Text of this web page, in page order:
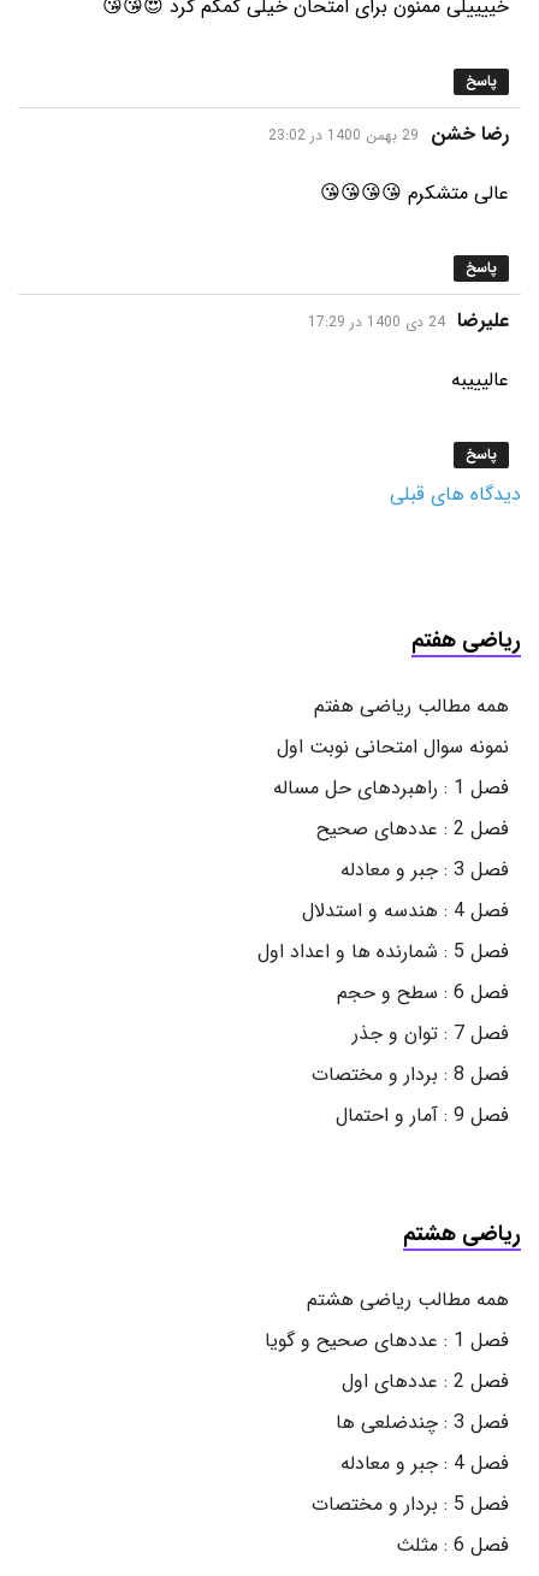
خییییلی ممنون برای امتحان خیلی کمکم کرد 😍😘😘
پاسخ
رضا خشن گفت:
29 بهمن 1400 در 23:02
عالی متشکرم 😘😘😘😘
پاسخ
علیرضا گفت:
24 دی 1400 در 17:29
عالیییبه
پاسخ
دیدگاه های قبلی
ریاضی هفتم
همه مطالب ریاضی هفتم
نمونه سوال امتحانی نوبت اول
فصل 1 : راهبردهای حل مساله
فصل 2 : عددهای صحیح
فصل 3 : جبر و معادله
فصل 4 : هندسه و استدلال
فصل 5 : شمارنده ها و اعداد اول
فصل 6 : سطح و حجم
فصل 7 : توان و جذر
فصل 8 : بردار و مختصات
فصل 9 : آمار و احتمال
ریاضی هشتم
همه مطالب ریاضی هشتم
فصل 1 : عددهای صحیح و گویا
فصل 2 : عددهای اول
فصل 3 : چندضلعی ها
فصل 4 : جبر و معادله
فصل 5 : بردار و مختصات
فصل 6 : مثلث